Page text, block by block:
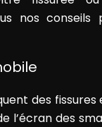
nos conseils
des fissures
l’écran des